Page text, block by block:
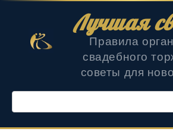
Лучшая
Правила
свадебного
советы для
Поиск: